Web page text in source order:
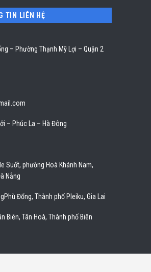
TIN LIÊN HỆ
– Phường Thạnh Mỹ Lợi – Quận 2
– Phúc La – Hà Đông
Suốt, phường Hoà Khánh Nam,
Nẵng
Đổng, Thành phố Pleiku, Gia Lai
Biên, Tân Hoà, Thành phố Biên